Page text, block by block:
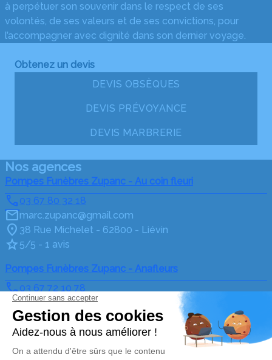
à perpétuer son souvenir dans le respect de ses
volontés, de ses valeurs et de ses convictions, pour
l’accompagner avec dignité dans son dernier voyage.
Obtenez un devis
DEVIS OBSÈQUES
DEVIS PRÉVOYANCE
DEVIS MARBRERIE
Nos agences
Pompes Funèbres Zupanc - Au coin fleuri
03 67 80 32 18
marc.zupanc@gmail.com
38 Rue Michelet - 62800 - Liévin
5/5 - 1 avis
Pompes Funèbres Zupanc - Anafleurs
03 67 72 10 78
marc.zupanc@gmail.com
88 Rue Pasteur - 62800 - Liévin
4.3/5 - 43 avis
Nos Services Liens utiles